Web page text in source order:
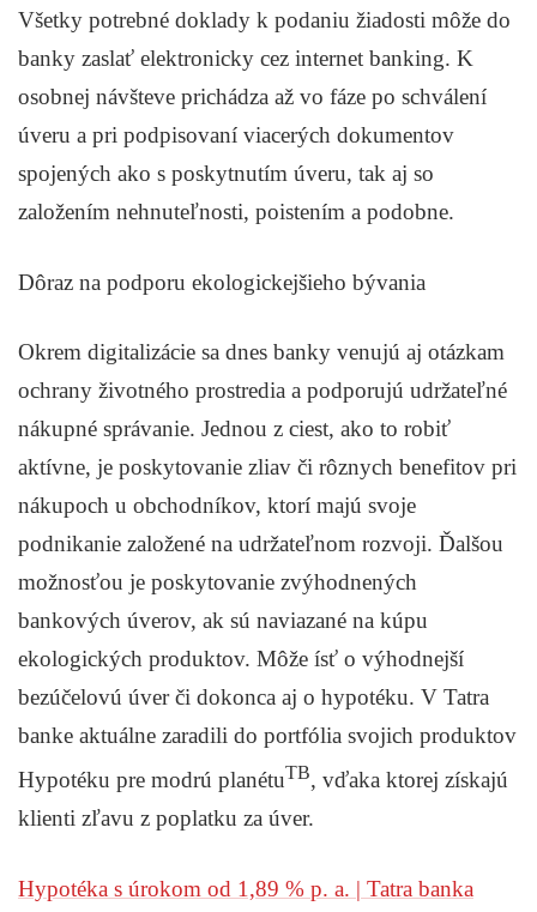
Všetky potrebné doklady k podaniu žiadosti môže do
banky zaslať elektronicky cez internet banking. K
osobnej návšteve prichádza až vo fáze po schválení
úveru a pri podpisovaní viacerých dokumentov
spojených ako s poskytnutím úveru, tak aj so
založením nehnuteľnosti, poistením a podobne.
Dôraz na podporu ekologickejšieho bývania
Okrem digitalizácie sa dnes banky venujú aj otázkam
ochrany životného prostredia a podporujú udržateľné
nákupné správanie. Jednou z ciest, ako to robiť
aktívne, je poskytovanie zliav či rôznych benefitov pri
nákupoch u obchodníkov, ktorí majú svoje
podnikanie založené na udržateľnom rozvoji. Ďalšou
možnosťou je poskytovanie zvýhodnených
bankových úverov, ak sú naviazané na kúpu
ekologických produktov. Môže ísť o výhodnejší
bezúčelovú úver či dokonca aj o hypotéku. V Tatra
banke aktuálne zaradili do portfólia svojich produktov
Hypotéku pre modrú planétuTB, vďaka ktorej získajú
klienti zľavu z poplatku za úver.
Hypotéka s úrokom od 1,89 % p. a. | Tatra banka